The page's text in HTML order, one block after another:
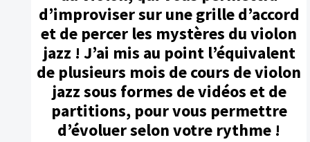
d’improviser sur une grille d’accord
et de percer les mystères du violon
jazz ! J’ai mis au point l’équivalent
de plusieurs mois de cours de violon
jazz sous formes de vidéos et de
partitions, pour vous permettre
d’évoluer selon votre rythme !